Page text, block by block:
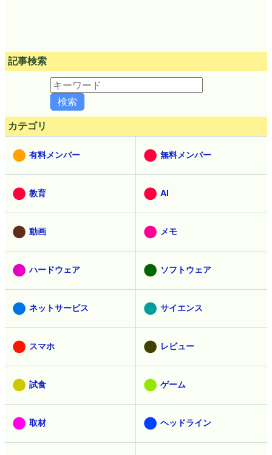
記事検索
カテゴリ
有料メンバー 無料メンバー
教育 AI
動画 メモ
ハードウェア ソフトウェア
ネットサービス サイエンス
スマホ レビュー
試食 ゲーム
取材 ヘッドライン